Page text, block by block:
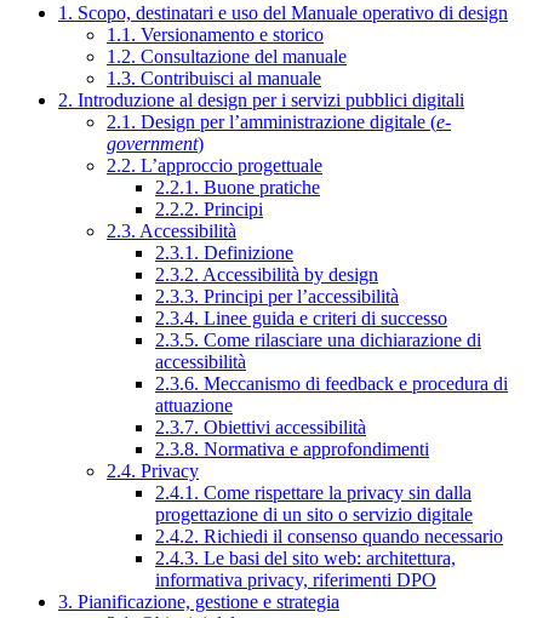
1. Scopo, destinatari e uso del Manuale operativo di design
1.1. Versionamento e storico
1.2. Consultazione del manuale
1.3. Contribuisci al manuale
2. Introduzione al design per i servizi pubblici digitali
2.1. Design per l’amministrazione digitale (e-
government)
2.2. L’approccio progettuale
2.2.1. Buone pratiche
2.2.2. Principi
2.3. Accessibilità
2.3.1. Definizione
2.3.2. Accessibilità by design
2.3.3. Principi per l’accessibilità
2.3.4. Linee guida e criteri di successo
2.3.5. Come rilasciare una dichiarazione di
accessibilità
2.3.6. Meccanismo di feedback e procedura di
attuazione
2.3.7. Obiettivi accessibilità
2.3.8. Normativa e approfondimenti
2.4. Privacy
2.4.1. Come rispettare la privacy sin dalla
progettazione di un sito o servizio digitale
2.4.2. Richiedi il consenso quando necessario
2.4.3. Le basi del sito web: architettura,
informativa privacy, riferimenti DPO
3. Pianificazione, gestione e strategia